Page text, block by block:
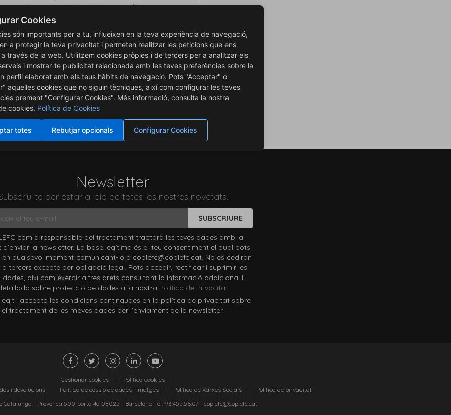
por el que se establecen
universidades de
Grado en Ciencias de la
GRAU EN CIÈNCIES DE
alCONSEJO Colef .
a 8 de juliol de 2025.
Newsletter
te per estar al dia de totes les nostres novetats.
SUBSCRIURE
com a responsable del tractament tractarà les teves dades amb la
la newsletter. La base legítima és el teu consentiment el qual pots
en qualsevol moment comunicant-lo a coplefc@coplefc.cat. No es cediran
a tercers excepte per obligació legal. Pots accedir, rectificar i suprimir les
dades, així com exercir altres drets consultant la informació addicional i
sobre protecció de dades a la nostra Política de Privacitat
i accepto les condicions contingudes en la política de privacitat sobre
el tractament de les meves dades per l’enviament de la newsletter.
- Gestionar cookies - Política cookies
-
i devolucions - Política de cessió de dades i imatges - Política de Xarxes Socials -
Política de privacitat
Catalunya - Provença 500 porta 4a 08025 - Barcelona Tel. 93.455.56.07 - coplefc@coplefc.cat
Cookies
són importants per a tu, influeixen en la teva experiència de navegació,
a protegir la teva privacitat i permeten realitzar les peticions que ens
a través de la web. Utilitzem cookies pròpies i de tercers per a analitzar els
i mostrar-te publicitat relacionada amb les teves preferències sobre la
perfil elaborat amb els teus hàbits de navegació. Pots "Acceptar" o
aquelles cookies que no siguin tècniques, així com configurar les teves
prement "Configurar Cookies". Més informació, consulta la nostra
cookies. Política de Cookies
totes Rebutjar opcionals Configurar Cookies